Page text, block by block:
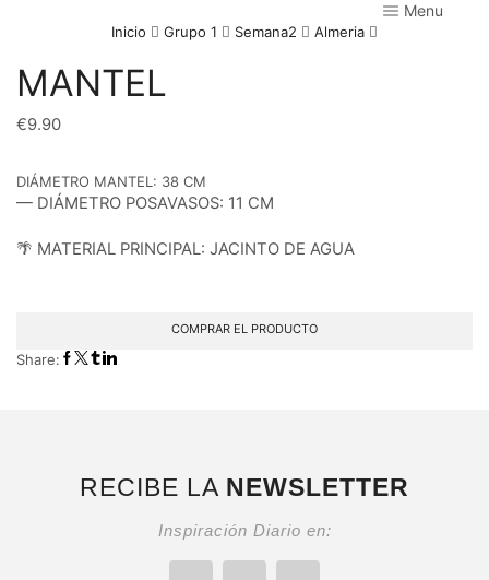
Menu
Inicio Grupo 1 Semana2 Almeria
MANTEL
€9.90
DIÁMETRO MANTEL: 38 CM
— DIÁMETRO POSAVASOS: 11 CM
🌴 MATERIAL PRINCIPAL: JACINTO DE AGUA
COMPRAR EL PRODUCTO
Share:
RECIBE LA NEWSLETTER
Inspiración Diario en: